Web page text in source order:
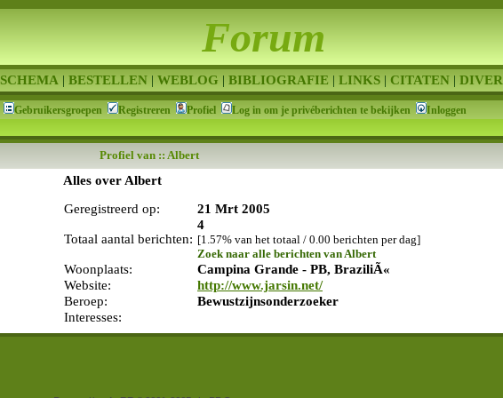
Gebruikersgroepen Registreren Profiel Log in om je privéberichten te bekijken
Inloggen
Profiel van :: Albert
Alles over Albert
Geregistreerd op:
21 Mrt 2005
Totaal aantal berichten:
4
[1.57% van het totaal / 0.00 berichten per dag]
Zoek naar alle berichten van Albert
Woonplaats:
Campina Grande - PB, BraziliÃ«
Website:
http://www.jarsin.net/
Beroep:
Bewustzijnsonderzoeker
Interesses:
Forum
SCHEMA | BESTELLEN | WEBLOG | BIBLIOGRAFIE | LINKS | CITATEN |